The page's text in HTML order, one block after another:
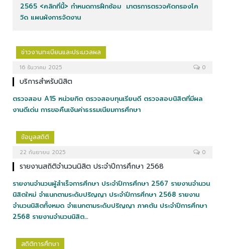
2565 <คลิกที่นี้> กำหนดการฝึกซ้อม มาตรการตรวจคัดกรองโค
วิด แผนผังการจัดงาน
ข่าวงานทะเบียนและประมวลผล
16 ธันวาคม 2025 0
บริการสำหรับนิสิต
ตรวจสอบ A15 หน่วยกิต ตรวจสอบทุนเรียนดี ตรวจสอบนิสิตที่มีผล
งานดีเด่น การขอคืนเงินค่าธรรมเนียมการศึกษา
ข้อมูลสถิติ
22 กันยายน 2025 0
รายงานสถิติจำนวนนิสิต ประจำปีการศึกษา 2568
รายงานจำนวนผู้สำเร็จการศึกษา ประจำปีการศึกษา 2567 รายงานจำนวน
นิสิตใหม่ จำแนกตามระดับปริญญา ประจำปีการศึกษา 2568 รายงาน
จำนวนนิสิตทั้งหมด จำแนกตามระดับปริญญา ภาคต้น ประจำปีการศึกษา
2568 รายงานจำนวนนิสิต…
สถิติการศึกษา